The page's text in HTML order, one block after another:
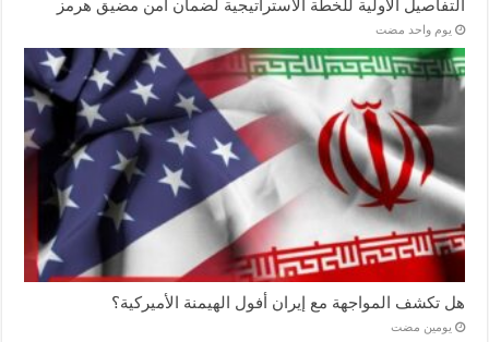
التفاصيل الأولية للخطة الاستراتيجية لضمان امن مضيق هرمز
‏يوم واحد مضت
هل تكشف المواجهة مع إيران أفول الهيمنة الأميركية؟
‏يومين مضت